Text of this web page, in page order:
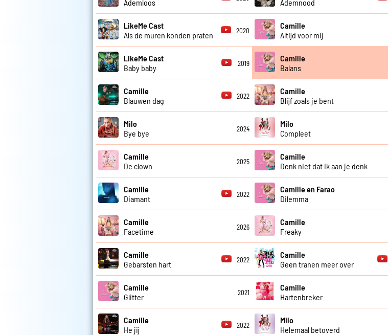
Ademloos
Ademnood
LikeMe Cast
Als de muren konden praten
2020
Camille
Altijd voor mij
LikeMe Cast
Baby baby
2019
Camille
Balans
Camille
Blauwen dag
2022
Camille
Blijf zoals je bent
Milo
Bye bye
2024
Milo
Compleet
Camille
De clown
2025
Camille
Denk niet dat ik aan je denk
Camille
Diamant
2022
Camille en Farao
Dilemma
Camille
Facetime
2026
Camille
Freaky
Camille
Gebarsten hart
2022
Camille
Geen tranen meer over
Camille
Glitter
2021
Camille
Hartenbreker
Camille
He jij
2022
Milo
Helemaal betoverd